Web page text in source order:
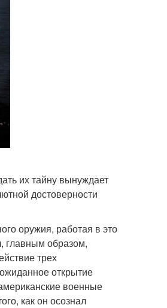
их тайну вынуждает
достоверности
оружия, работая в это
главным образом,
трех
открытие
военные
как он осознал